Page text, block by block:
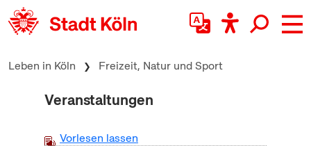
zum Inhalt springen
Leben in Köln Freizeit, Natur und Sport
Veranstaltungen
Vorlesen lassen